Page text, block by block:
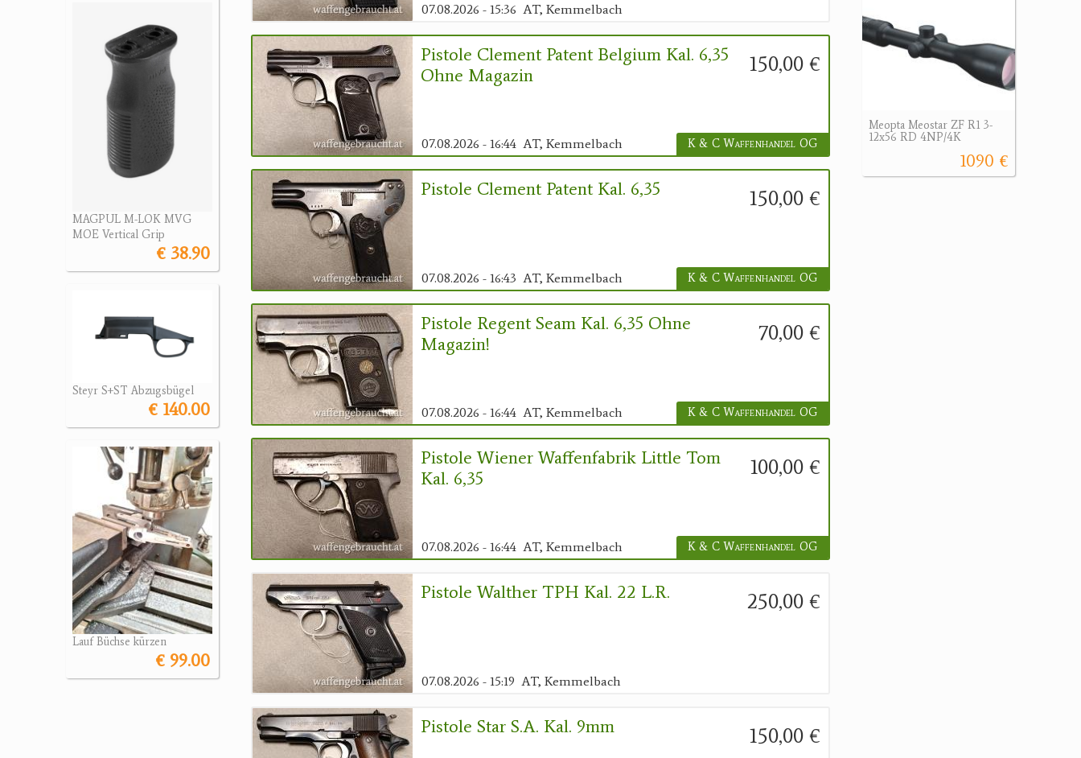
MAGPUL M-LOK MVG
MOE Vertical Grip
€ 38.90
Steyr S+ST Abzugsbügel
€ 140.00
Lauf Büchse kürzen
€ 99.00
07.08.2026 - 15:36 AT, Kemmelbach
150,00 €
Pistole Clement Patent Belgium Kal. 6,35
Ohne Magazin
07.08.2026 - 16:44 AT, Kemmelbach K & C Waffenhandel OG
150,00 €
Pistole Clement Patent Kal. 6,35
07.08.2026 - 16:43 AT, Kemmelbach K & C Waffenhandel OG
70,00 €
Pistole Regent Seam Kal. 6,35 Ohne
Magazin!
07.08.2026 - 16:44 AT, Kemmelbach K & C Waffenhandel OG
100,00 €
Pistole Wiener Waffenfabrik Little Tom
Kal. 6,35
07.08.2026 - 16:44 AT, Kemmelbach K & C Waffenhandel OG
250,00 €
Pistole Walther TPH Kal. 22 L.r.
07.08.2026 - 15:19 AT, Kemmelbach
150,00 €
Pistole Star S.A. Kal. 9mm
Meopta Meostar ZF R1 3-
12x56 RD 4NP/4K
1090 €